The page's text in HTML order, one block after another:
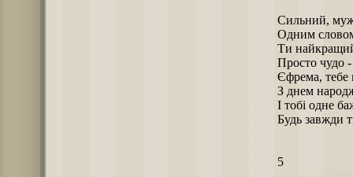
Сильний,
Одним
Ти найкращий
Просто чудо
Єфрема, тебе
З днем
І тобі одне
Будь завжди
5